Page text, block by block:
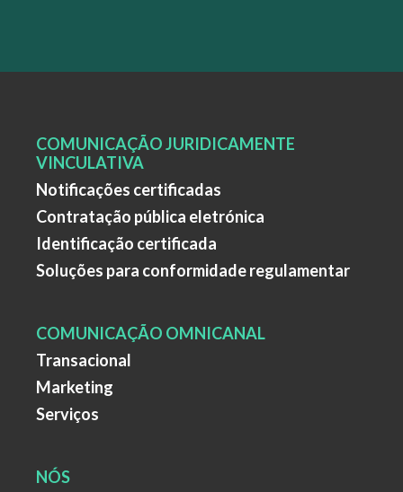
COMUNICAÇÃO JURIDICAMENTE
VINCULATIVA
Notificações certificadas
Contratação pública eletrónica
Identificação certificada
Soluções para conformidade regulamentar
COMUNICAÇÃO OMNICANAL
Transacional
Marketing
Serviços
NÓS